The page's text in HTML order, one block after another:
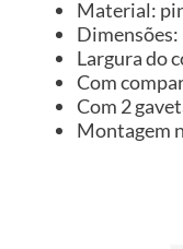
Material:
Dimensões:
Largura do
Com
Com 2
Montagem